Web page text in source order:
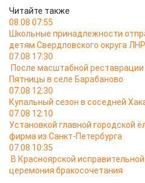
Читайте также
08.08 07:55
Школьные принадлежности
детям Свердловского округа ЛНР
07.08 17:30
После масштабной
Пятницы в селе Барабаново
07.08 12:30
Купальный сезон в соседней
07.08 12:10
Установкой главной городской
фирма из Санкт-Петербурга
07.08 10:35
В Красноярской
церемония бракосочетания